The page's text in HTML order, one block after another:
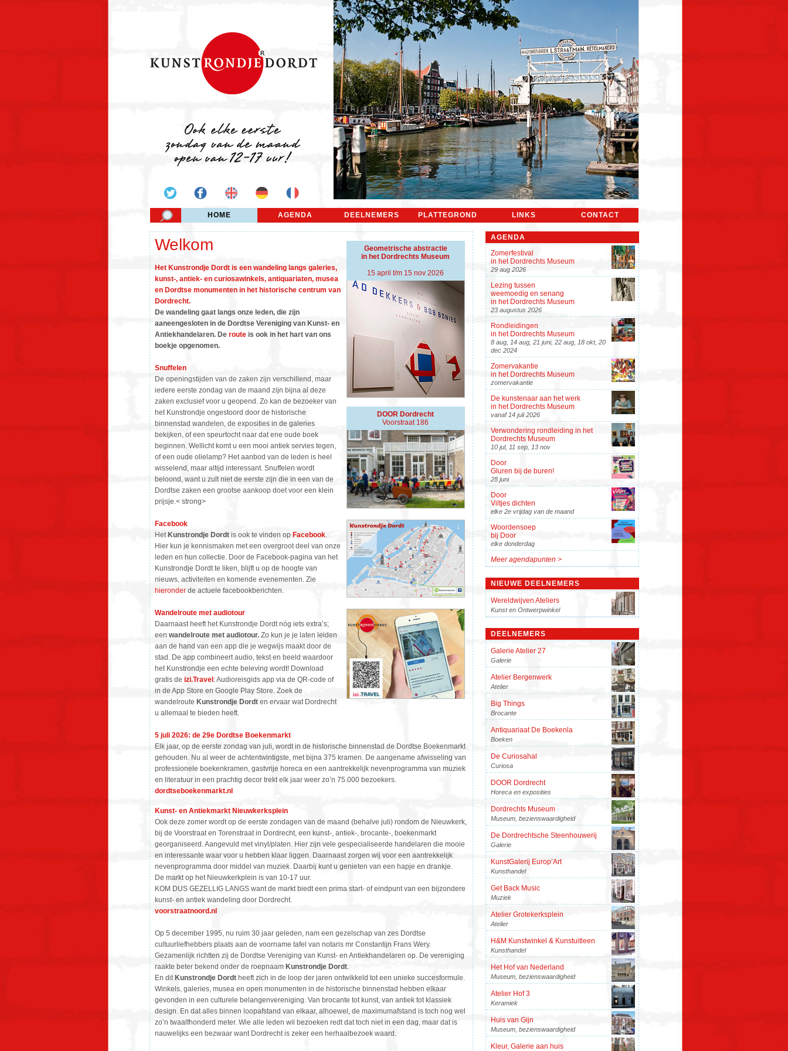
HOME AGENDA DEELNEMERS PLATTEGROND LINKS CONTACT
Geometrische abstractie
in het Dordrechts Museum
15 april t/m 15 nov 2026
DOOR Dordrecht
Voorstraat 186
Welkom
Het Kunstrondje Dordt is een wandeling langs galeries,
kunst-, antiek- en curiosawinkels, antiquariaten, musea
en Dordtse monumenten in het historische centrum van
Dordrecht.
De wandeling gaat langs onze leden, die zijn
aaneengesloten in de Dordtse Vereniging van Kunst- en
Antiekhandelaren. De routeis ook in het hart van ons
boekje opgenomen.
Snuffelen
De openingstijden van de zaken zijn verschillend, maar
iedere eerste zondag van de maand zijn bijna al deze
zaken exclusief voor u geopend. Zo kan de bezoeker van
het Kunstrondje ongestoord door de historische
binnenstad wandelen, de exposities in de galeries
bekijken, of een speurtocht naar dat ene oude boek
beginnen. Wellicht komt u een mooi antiek servies tegen,
of een oude olielamp? Het aanbod van de leden is heel
wisselend, maar altijd interessant. Snuffelen wordt
beloond, want u zult niet de eerste zijn die in een van de
Dordtse zaken een grootse aankoop doet voor een klein
prijsje.< strong>
Facebook
Het Kunstrondje Dordtis ook te vinden op Facebook.
Hier kun je kennismaken met een overgroot deel van onze
leden en hun collectie. Door de Facebook-pagina van het
Kunstrondje Dordt te liken, blijft u op de hoogte van
nieuws, activiteiten en komende evenementen. Zie
hieronderde actuele facebookberichten.
Wandelroute met audiotour
Daarnaast heeft het Kunstrondje Dordt nóg iets extra’s;
een wandelroute met audiotour.Zo kun je je laten leiden
aan de hand van een app die je wegwijs maakt door de
stad. De app combineert audio, tekst en beeld waardoor
het Kunstrondje een echte beleving wordt! Download
gratis de izi.Travel : Audioreisgids app via de QR-code of
in de App Store en Google Play Store. Zoek de
wandelroute Kunstrondje Dordten ervaar wat Dordrecht
u allemaal te bieden heeft.
5 juli 2026: de 29e Dordtse Boekenmarkt
Elk jaar, op de eerste zondag van juli, wordt in de historische binnenstad de Dordtse Boekenmarkt
gehouden. Nu al weer de achtentwintigste, met bijna 375 kramen. De aangename afwisseling van
professionele boekenkramen, gastvrije horeca en een aantrekkelijk nevenprogramma van muziek
en literatuur in een prachtig decor trekt elk jaar weer zo’n 75.000 bezoekers.
dordtseboekenmarkt.nl
Kunst- en Antiekmarkt Nieuwkerksplein
Ook deze zomer wordt op de eerste zondagen van de maand (behalve juli) rondom de Nieuwkerk,
bij de Voorstraat en Torenstraat in Dordrecht, een kunst-, antiek-, brocante-, boekenmarkt
georganiseerd. Aangevuld met vinyl/platen. Hier zijn vele gespecialiseerde handelaren die mooie
en interessante waar voor u hebben klaar liggen. Daarnaast zorgen wij voor een aantrekkelijk
nevenprogramma door middel van muziek. Daarbij kunt u genieten van een hapje en drankje.
De markt op het Nieuwkerkplein is van 10-17 uur.
KOM DUS GEZELLIG LANGS want de markt biedt een prima start- of eindpunt van een bijzondere
kunst- en antiek wandeling door Dordrecht.
voorstraatnoord.nl
Op 5 december 1995, nu ruim 30 jaar geleden, nam een gezelschap van zes Dordtse
cultuurliefhebbers plaats aan de voorname tafel van notaris mr Constantijn Frans Wery.
Gezamenlijk richtten zij de Dordtse Vereniging van Kunst- en Antiekhandelaren op. De vereniging
raakte beter bekend onder de roepnaam Kunstrondje Dordt.
En dit Kunstrondje Dordtheeft zich in de loop der jaren ontwikkeld tot een unieke succesformule.
Winkels, galeries, musea en open monumenten in de historische binnenstad hebben elkaar
gevonden in een culturele belangenvereniging. Van brocante tot kunst, van antiek tot klassiek
design. En dat alles binnen loopafstand van elkaar, alhoewel, de maximumafstand is toch nog wel
zo’n twaalfhonderd meter. Wie alle leden wil bezoeken redt dat toch niet in een dag, maar dat is
nauwelijks een bezwaar want Dordrecht is zeker een herhaalbezoek waard.
AGENDA
Zomerfestival
in het Dordrechts Museum
29 aug 2026
Lezing tussen
weemoedig en senang
in het Dordrechts Museum
23 augustus 2026
Rondleidingen
in het Dordrechts Museum
8 aug, 14 aug, 21 juni, 22 aug, 18 okt, 20
dec 2024
Zomervakantie
in het Dordrechts Museum
zomervakantie
De kunstenaar aan het werk
in het Dordrechts Museum
vanaf 14 juli 2026
Verwondering rondleiding in het
Dordrechts Museum
10 jul, 11 sep, 13 nov
Door
Gluren bij de buren!
28 juni
Door
Viltjes dichten
elke 2e vrijdag van de maand
Woordensoep
bij Door
elke donderdag
Meer agendapunten >
NIEUWE DEELNEMERS
Wereldwijven Ateliers
Kunst en Ontwerpwinkel
DEELNEMERS
Galerie Atelier 27
Galerie
Atelier Bergenwerk
Atelier
Big Things
Brocante
Antiquariaat De Boekenla
Boeken
De Curiosahal
Curiosa
DOOR Dordrecht
Horeca en exposities
Dordrechts Museum
Museum, bezienswaardigheid
De Dordrechtsche Steenhouwerij
Galerie
KunstGalerij Europ’Art
Kunsthandel
Get Back Music
Muziek
Atelier Grotekerksplein
Atelier
H&M Kunstwinkel & Kunstuitleen
Kunsthandel
Het Hof van Nederland
Museum, bezienswaardigheid
Atelier Hof 3
Keramiek
Huis van Gijn
Museum, bezienswaardigheid
Kleur, Galerie aan huis